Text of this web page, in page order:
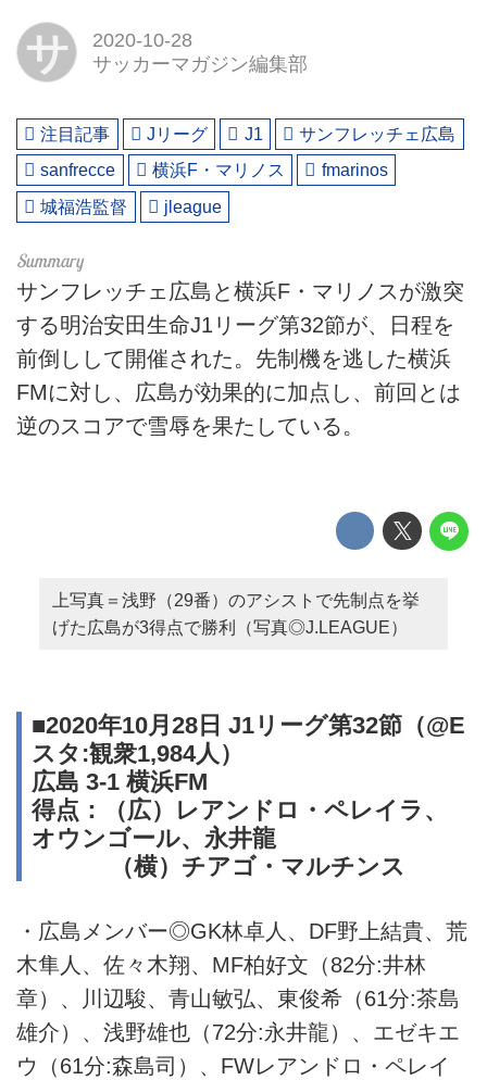
サ
2020-10-28
サッカーマガジン編集部
注目記事 Jリーグ J1
サンフレッチェ広島
sanfrecce
横浜F・マリノス
fmarinos
城福浩監督
jleague
サンフレッチェ広島と横浜F・マリノスが激突
する明治安田生命J1リーグ第32節が、日程を
前倒しして開催された。先制機を逃した横浜
FMに対し、広島が効果的に加点し、前回とは
逆のスコアで雪辱を果たしている。
上写真＝浅野（29番）のアシストで先制点を挙
げた広島が3得点で勝利（写真◎J.LEAGUE）
■2020年10月28日 J1リーグ第32節（@E
スタ:観衆1,984人）
広島 3-1 横浜FM
得点：（広）レアンドロ・ペレイラ、
オウンゴール、永井龍
（横）チアゴ・マルチンス
・広島メンバー◎GK林卓人、DF野上結貴、荒
木隼人、佐々木翔、MF柏好文（82分:井林
章）、川辺駿、青山敏弘、東俊希（61分:茶島
雄介）、浅野雄也（72分:永井龍）、エゼキエ
ウ（61分:森島司）、FWレアンドロ・ペレイ